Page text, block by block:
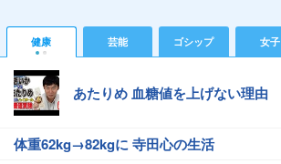
健康 芸能 ゴシップ 女子
あたりめ 血糖値を上げない理由
体重62kg→82kgに 寺田心の生活